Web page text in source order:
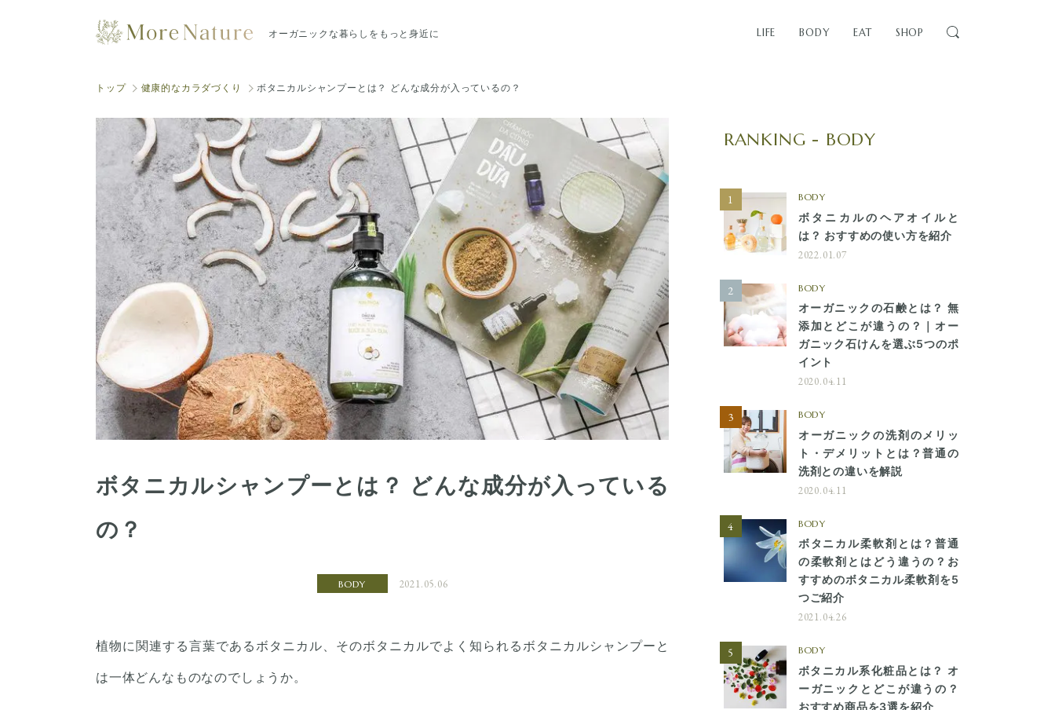
オーガニックな暮らしをもっと身近に LIFE BODY EAT SHOP
トップ 健康的なカラダづくり ボタニカルシャンプーとは？ どんな成分が入っているの？
ボタニカルシャンプーとは？ どんな成分が入っている
の？
BODY 2021.05.06
植物に関連する言葉であるボタニカル、そのボタニカルでよく知られるボタニカルシャンプーと
は一体どんなものなのでしょうか。
RANKING - BODY
BODY
ボタニカルのヘアオイルと
は？ おすすめの使い方を紹介
2022.01.07
BODY
オーガニックの石鹸とは？ 無
添加とどこが違うの？｜オー
ガニック石けんを選ぶ5つのポ
イント
2020.04.11
BODY
オーガニックの洗剤のメリッ
ト・デメリットとは？普通の
洗剤との違いを解説
2020.04.11
BODY
ボタニカル柔軟剤とは？普通
の柔軟剤とはどう違うの？お
すすめのボタニカル柔軟剤を5
つご紹介
2021.04.26
BODY
ボタニカル系化粧品とは？ オ
ーガニックとどこが違うの？
おすすめ商品を3選を紹介